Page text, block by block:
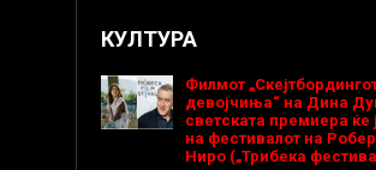
КУЛТУРА
Филмот
девојчиња“ на Дина
светската премиера ќе
на фестивалот на
Ниро („Трибека